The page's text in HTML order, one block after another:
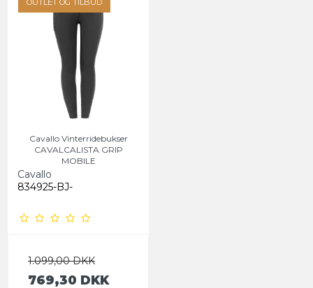
Cavallo Vinterridebukser
CAVALCALISTA GRIP
MOBILE
Cavallo
834925-BJ-
1.099,00 DKK
769,30 DKK